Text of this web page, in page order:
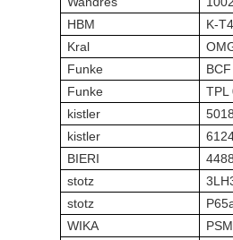
HBM
K-
Kral
Funke
Funke
TPL
kistler
kistler
BIERI
stotz
stotz
WIKA